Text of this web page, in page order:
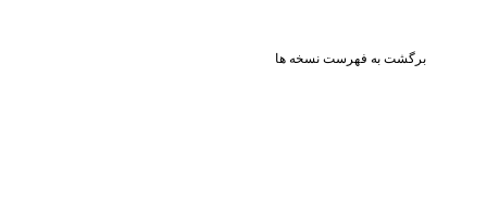
برگشت به فهرست نسخه ها